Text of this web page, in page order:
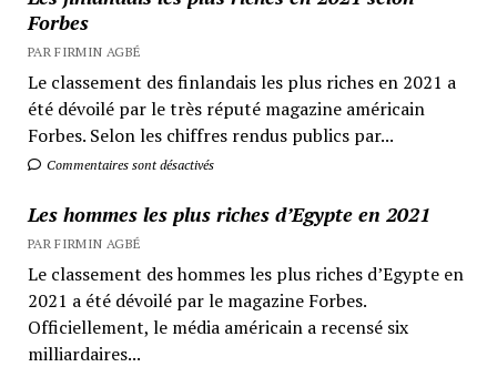
Forbes
PAR FIRMIN AGBÉ
Le classement des finlandais les plus riches en 2021 a
été dévoilé par le très réputé magazine américain
Forbes. Selon les chiffres rendus publics par...
Commentaires sont désactivés
Les hommes les plus riches d’Egypte en 2021
PAR FIRMIN AGBÉ
Le classement des hommes les plus riches d’Egypte en
2021 a été dévoilé par le magazine Forbes.
Officiellement, le média américain a recensé six
milliardaires...